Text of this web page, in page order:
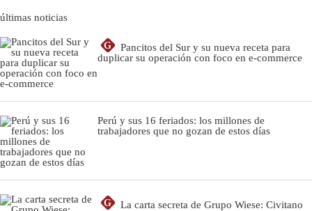
últimas noticias
G
Pancitos del Sur y su nueva receta para
duplicar su operación con foco en e-commerce
Perú y sus 16 feriados: los millones de
trabajadores que no gozan de estos días
G
La carta secreta de Grupo Wiese: Civitano